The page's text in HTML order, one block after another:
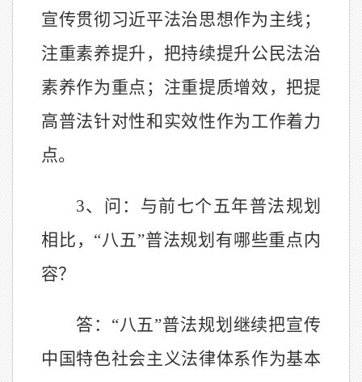
宣传贯彻习近平法治思想作为主线；
注重素养提升，把持续提升公民法治
素养作为重点；注重提质增效，把提
高普法针对性和实效性作为工作着力
点。
3、问：与前七个五年普法规划
相比，“八五”普法规划有哪些重点内
容？
答： “八五”普法规划继续把宣传
中国特色社会主义法律体系作为基本